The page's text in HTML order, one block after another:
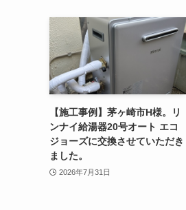
【施工事例】茅ヶ崎市H様。リ
ンナイ給湯器20号オート エコ
ジョーズに交換させていただき
ました。
2026年7月31日